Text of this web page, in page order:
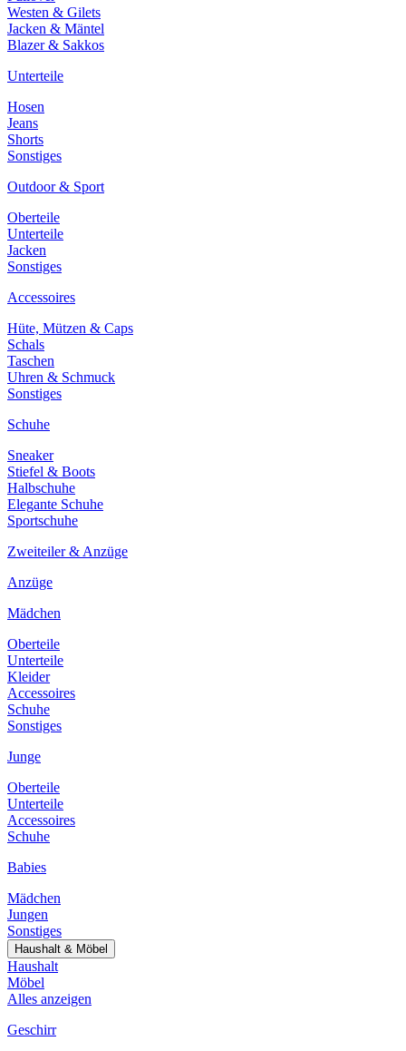
Westen & Gilets
Jacken & Mäntel
Blazer & Sakkos
Unterteile
Hosen
Jeans
Shorts
Sonstiges
Outdoor & Sport
Oberteile
Unterteile
Jacken
Sonstiges
Accessoires
Hüte, Mützen & Caps
Schals
Taschen
Uhren & Schmuck
Sonstiges
Schuhe
Sneaker
Stiefel & Boots
Halbschuhe
Elegante Schuhe
Sportschuhe
Zweiteiler & Anzüge
Anzüge
Mädchen
Oberteile
Unterteile
Kleider
Accessoires
Schuhe
Sonstiges
Junge
Oberteile
Unterteile
Accessoires
Schuhe
Babies
Mädchen
Jungen
Sonstiges
Haushalt & Möbel
Haushalt
Möbel
Alles anzeigen
Geschirr